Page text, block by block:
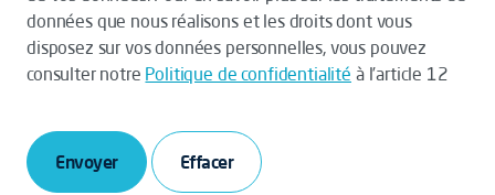
données que nous réalisons et les droits dont vous
disposez sur vos données personnelles, vous pouvez
consulter notre Politique de confidentialité à l’article 12
Envoyer